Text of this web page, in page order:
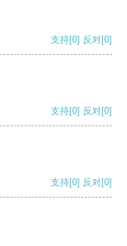
支持[0] 反对[0]
支持[0] 反对[0]
支持[0] 反对[0]